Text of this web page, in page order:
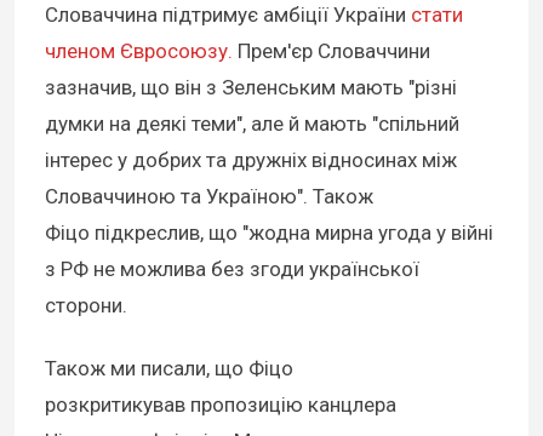
Словаччина підтримує амбіції України стати
членом Євросоюзу. Прем'єр Словаччини
зазначив, що він з Зеленським мають "різні
думки на деякі теми", але й мають "спільний
інтерес у добрих та дружніх відносинах між
Словаччиною та Україною". Також
Фіцо підкреслив, що "жодна мирна угода у війні
з РФ не можлива без згоди української
сторони.
Також ми писали, що Фіцо
розкритикував пропозицію канцлера